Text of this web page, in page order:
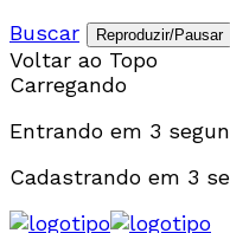
Buscar
Reproduzir/Pausar
Voltar ao Topo
Carregando
Entrando em 3
Cadastrando em 3